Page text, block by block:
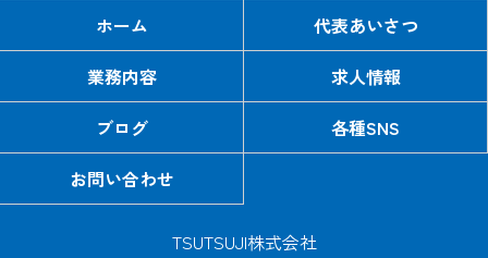
ホーム
代表あいさつ
業務内容
求人情報
ブログ
各種SNS
お問い合わせ
TSUTSUJI株式会社